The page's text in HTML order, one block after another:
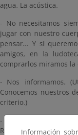
agua. La acústica.
- No necesitamos
jugar con nuestro
pensar... Y si
amigos, en la
comprarlos miramos la
- Nos informamos.
Conocemos nuestros
criterio.)
- Ahorramos energía.
Regulamos la
Información